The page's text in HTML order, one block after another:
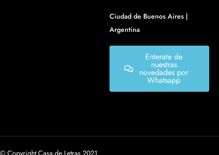
Ciudad de Buenos Aires |
Argentina
Enterate de
nuestras
novedades por
Whatsapp
© Copyright Casa de Letras 2021